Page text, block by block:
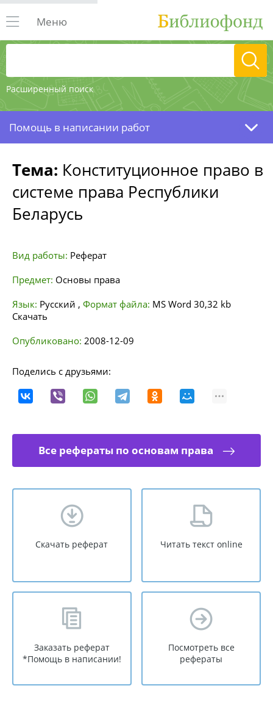
Расширенный поиск
Меню
Помощь в написании работ
Тема: Конституционное право в
системе права Республики
Беларусь
Вид работы: Реферат
Предмет: Основы права
Язык: Русский , Формат файла: MS Word 30,32 kb
Скачать
Опубликовано: 2008-12-09
Поделись с друзьями:
Все рефераты по основам права
Скачать реферат Читать текст online
Заказать реферат
*Помощь в написании!
Посмотреть все
рефераты